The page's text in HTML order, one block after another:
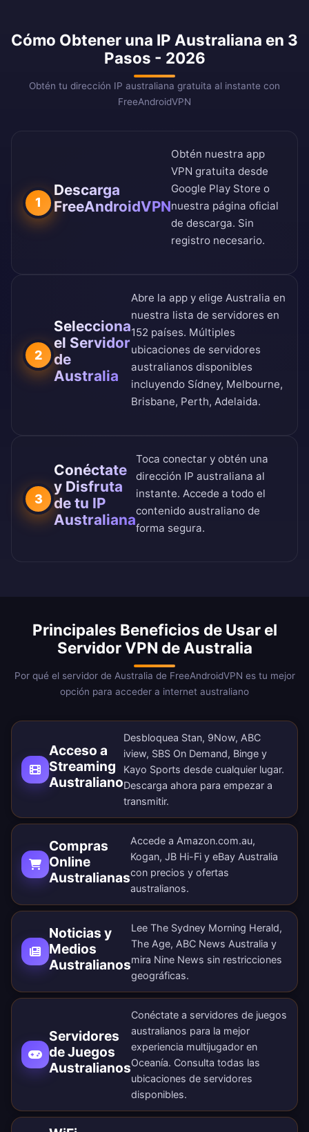
Cómo Obtener una IP Australiana en 3
Pasos - 2026
Obtén tu dirección IP australiana gratuita al instante con
FreeAndroidVPN
1
Descarga
FreeAndroidVPN
Obtén nuestra app
VPN gratuita desde
Google Play Store o
nuestra página oficial
de descarga. Sin
registro necesario.
2
Selecciona
el Servidor
de
Australia
Abre la app y elige Australia en
nuestra lista de servidores en
152 países. Múltiples
ubicaciones de servidores
australianos disponibles
incluyendo Sídney, Melbourne,
Brisbane, Perth, Adelaida.
3
Conéctate
y Disfruta
de tu IP
Australiana
Toca conectar y obtén una
dirección IP australiana al
instante. Accede a todo el
contenido australiano de
forma segura.
Principales Beneficios de Usar el
Servidor VPN de Australia
Por qué el servidor de Australia de FreeAndroidVPN es tu mejor
opción para acceder a internet australiano
Acceso a
Streaming
Australiano
Desbloquea Stan, 9Now, ABC
iview, SBS On Demand, Binge y
Kayo Sports desde cualquier lugar.
Descarga ahora para empezar a
transmitir.
Compras
Online
Australianas
Accede a Amazon.com.au,
Kogan, JB Hi-Fi y eBay Australia
con precios y ofertas
australianos.
Noticias y
Medios
Australianos
Lee The Sydney Morning Herald,
The Age, ABC News Australia y
mira Nine News sin restricciones
geográficas.
Servidores
de Juegos
Australianos
Conéctate a servidores de juegos
australianos para la mejor
experiencia multijugador en
Oceanía. Consulta todas las
ubicaciones de servidores
disponibles.